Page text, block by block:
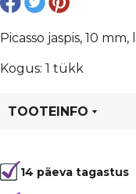
auk
Picasso jaspis, 10
Kogus: 1 tükk
TOOTEINFO
Värvus
14 päeva tagastus